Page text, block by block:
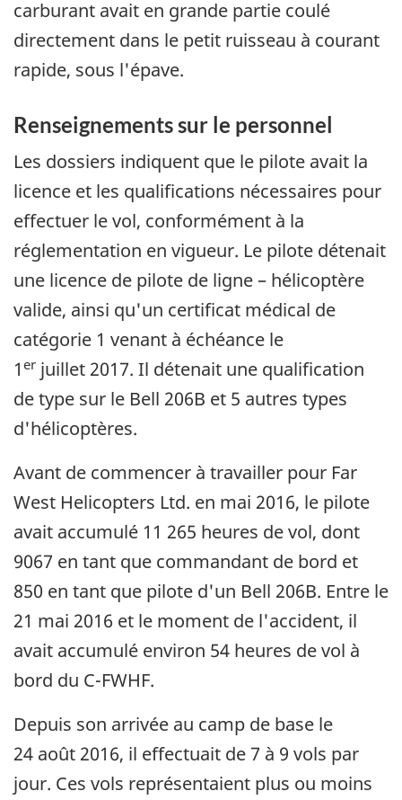
carburant avait en grande partie coulé
directement dans le petit ruisseau à courant
rapide, sous l'épave.
Renseignements sur le personnel
Les dossiers indiquent que le pilote avait la
licence et les qualifications nécessaires pour
effectuer le vol, conformément à la
réglementation en vigueur. Le pilote détenait
une licence de pilote de ligne – hélicoptère
valide, ainsi qu'un certificat médical de
catégorie 1 venant à échéance le
1 er juillet 2017. Il détenait une qualification
de type sur le Bell 206B et 5 autres types
d'hélicoptères.
Avant de commencer à travailler pour Far
West Helicopters Ltd. en mai 2016, le pilote
avait accumulé 11 265 heures de vol, dont
9067 en tant que commandant de bord et
850 en tant que pilote d'un Bell 206B. Entre le
21 mai 2016 et le moment de l'accident, il
avait accumulé environ 54 heures de vol à
bord du C-FWHF.
Depuis son arrivée au camp de base le
24 août 2016, il effectuait de 7 à 9 vols par
jour. Ces vols représentaient plus ou moins